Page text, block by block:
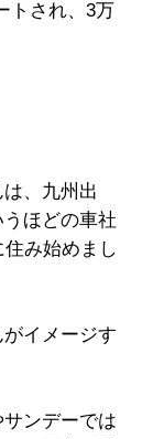
トされ、3万
、九州出
ほどの車社
み始めまし
イメージす
サンデーでは